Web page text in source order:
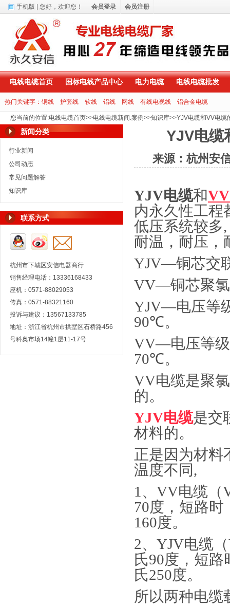
电线电缆首页 国标电线产品中心 电力电缆 电线电缆批发
热门关键字： 铜线 护套线 软线 铝线 网线 有线电视线 铝合金电缆
您当前的位置:电线电缆首页>>电线电缆新闻.案例>>知识库>>YJV电缆和VV电缆
新闻分类
行业新闻
公司动态
常见问题解答
知识库
联系方式
杭州市下城区安信电器商行
销售经理电话：13336168433
座机：0571-88029053
传真：0571-88321160
投诉与建议：13567133785
地址：浙江省杭州市拱墅区石桥路456
号科奥市场14幢1层11-17号
YJV电缆
来源：杭州安
YJV电缆和
内永久性工程
低压系统较多
耐温，耐压，
YJV—铜芯交
VV—铜芯聚
YJV—电压等
90℃。
VV—电压等
70℃。
VV电缆是聚
的。
YJV电缆是交
材料的。
正是因为材料
温度不同,
1 、 VV电缆（
70度，短路时
160度。
2、 YJV电缆（
氏90度，短路
氏250度。
所以两种电缆
手机版 | 您好， 欢迎您！ 会员登录 会员注册